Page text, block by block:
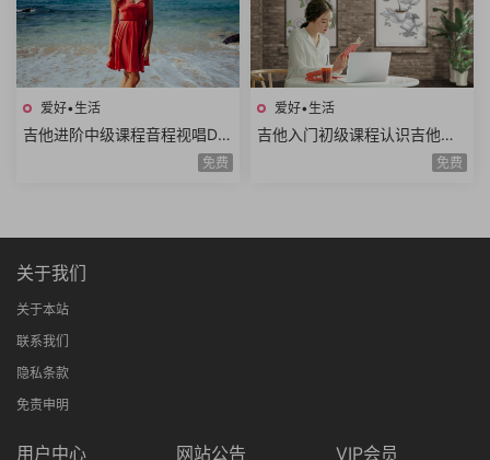
爱好•生活
吉他进阶中级课程音程视唱D调
和弦靠弦练习扫弦基础强五和
免费
爱好•生活
吉他入门初级课程认识吉他调
音调弦E调音阶弹唱练习基础乐
免费
关于我们
关于本站
联系我们
隐私条款
免责申明
用户中心 网站公告 VIP会员